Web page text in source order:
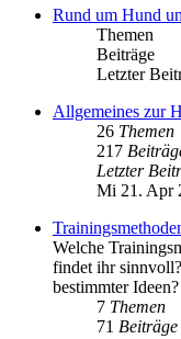
Rund um Hund
Themen
Beiträge
Letzter
Allgemeines zur
26 Themen
217
Letzter
Mi 21. Apr
Welche
findet ihr
bestimmter Ideen?
7 Themen
71 Beiträge